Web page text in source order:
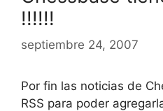
!!!!!!
septiembre 24, 2007
Por fin las noticias de
RSS para poder